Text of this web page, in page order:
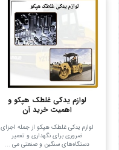
لوازم یدکی غلطک هپکو و
اهمیت خرید آن
لوازم یدکی غلطک هپکو از جمله اجزای
ضروری برای نگهداری و تعمیر
دستگاه‌های سنگین و صنعتی می‌ ...